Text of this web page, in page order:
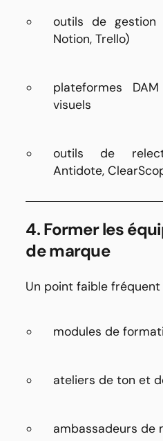
outils de gestion
Notion, Trello)
plateformes
visuels
outils de
Antidote,
4. Former les
de marque
Un point faible
modules de
ateliers de ton et
ambassadeurs de